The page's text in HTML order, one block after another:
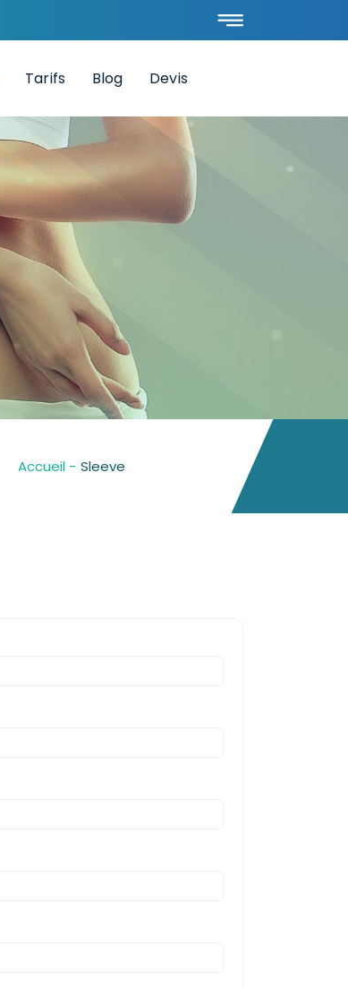
Tarifs Blog Devis
Accueil - Sleeve